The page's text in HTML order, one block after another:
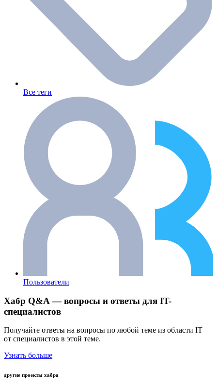
Все теги
Пользователи
Хабр Q&A — вопросы и ответы для IT-
специалистов
Получайте ответы на вопросы по любой теме из области IT
от специалистов в этой теме.
Узнать больше
другие проекты хабра